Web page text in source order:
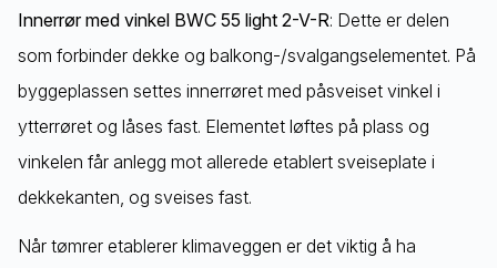
Innerrør med vinkel BWC 55 light 2-V-R: Dette er delen
som forbinder dekke og balkong-/svalgangselementet. På
byggeplassen settes innerrøret med påsveiset vinkel i
ytterrøret og låses fast. Elementet løftes på plass og
vinkelen får anlegg mot allerede etablert sveiseplate i
dekkekanten, og sveises fast.
Når tømrer etablerer klimaveggen er det viktig å ha